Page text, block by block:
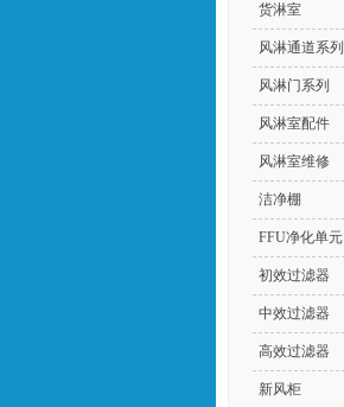
货淋室
风淋通道系列
风淋门系列
风淋室配件
风淋室维修
洁净棚
FFU净化单元
初效过滤器
中效过滤器
高效过滤器
新风柜